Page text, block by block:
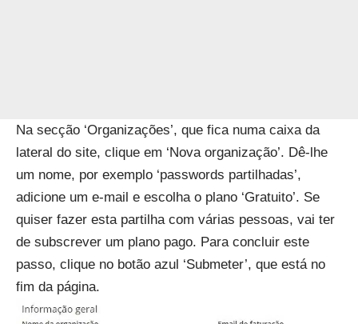
Na secção ‘Organizações’, que fica numa caixa da
lateral do site, clique em ‘Nova organização’. Dê-lhe
um nome, por exemplo ‘passwords partilhadas’,
adicione um e-mail e escolha o plano ‘Gratuito’. Se
quiser fazer esta partilha com várias pessoas, vai ter
de subscrever um plano pago. Para concluir este
passo, clique no botão azul ‘Submeter’, que está no
fim da página.